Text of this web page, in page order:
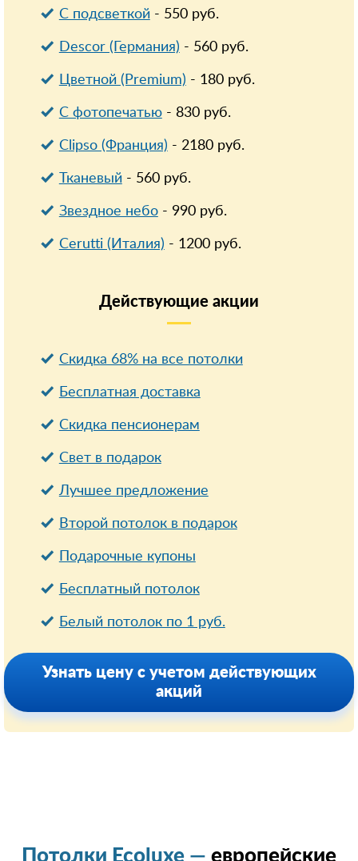
С подсветкой- 550руб.
Descor (Германия) - 560руб.
Цветной (Premium) - 180руб.
С фотопечатью- 830руб.
Clipso (Франция) - 2180руб.
Тканевый- 560руб.
Звездное небо- 990руб.
Cerutti (Италия) - 1200руб.
Действующие акции
Скидка 68% на все потолки
Бесплатная доставка
Cкидка пенсионерам
Свет в подарок
Лучшее предложение
Второй потолок в подарок
Подарочные купоны
Бесплатный потолок
Белый потолок по 1 руб.
Узнать цену с учетом действующих
акций
Потолки Ecoluxe — европейские